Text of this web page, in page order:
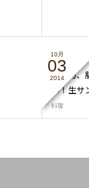
10月
03
2014
今が旬、
い！生
料理